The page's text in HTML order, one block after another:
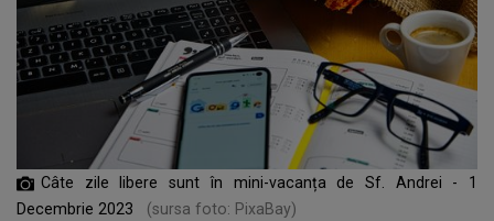
Câte zile libere sunt în mini-vacanța de Sf. Andrei - 1
Decembrie 2023
(sursa foto: PixaBay)